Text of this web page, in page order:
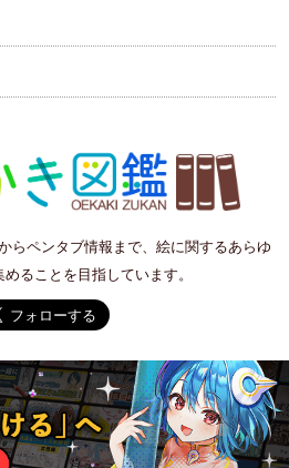
らペンタブ情報まで、絵に関するあらゆ
ることを目指しています。